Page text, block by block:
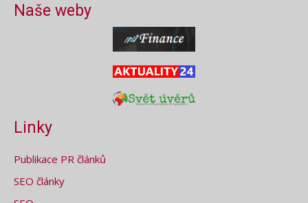
Naše weby
Linky
Publikace PR článků
SEO články